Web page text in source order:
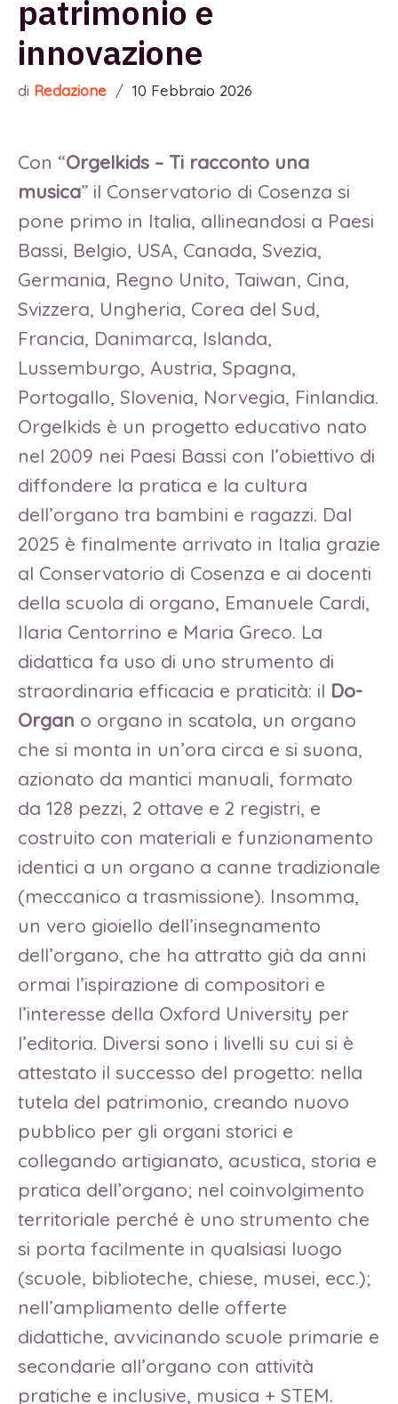
patrimonio e
innovazione
di Redazione / 10 Febbraio 2026
Con “Orgelkids – Ti racconto una
musica” il Conservatorio di Cosenza si
pone primo in Italia, allineandosi a Paesi
Bassi, Belgio, USA, Canada, Svezia,
Germania, Regno Unito, Taiwan, Cina,
Svizzera, Ungheria, Corea del Sud,
Francia, Danimarca, Islanda,
Lussemburgo, Austria, Spagna,
Portogallo, Slovenia, Norvegia, Finlandia.
Orgelkids è un progetto educativo nato
nel 2009 nei Paesi Bassi con l’obiettivo di
diffondere la pratica e la cultura
dell’organo tra bambini e ragazzi. Dal
2025 è finalmente arrivato in Italia grazie
al Conservatorio di Cosenza e ai docenti
della scuola di organo, Emanuele Cardi,
Ilaria Centorrino e Maria Greco. La
didattica fa uso di uno strumento di
straordinaria efficacia e praticità: il Do-
Organ o organo in scatola, un organo
che si monta in un’ora circa e si suona,
azionato da mantici manuali, formato
da 128 pezzi, 2 ottave e 2 registri, e
costruito con materiali e funzionamento
identici a un organo a canne tradizionale
(meccanico a trasmissione). Insomma,
un vero gioiello dell’insegnamento
dell’organo, che ha attratto già da anni
ormai l’ispirazione di compositori e
l’interesse della Oxford University per
l’editoria. Diversi sono i livelli su cui si è
attestato il successo del progetto: nella
tutela del patrimonio, creando nuovo
pubblico per gli organi storici e
collegando artigianato, acustica, storia e
pratica dell’organo; nel coinvolgimento
territoriale perché è uno strumento che
si porta facilmente in qualsiasi luogo
(scuole, biblioteche, chiese, musei, ecc.);
nell’ampliamento delle offerte
didattiche, avvicinando scuole primarie e
secondarie all’organo con attività
pratiche e inclusive, musica + STEM.